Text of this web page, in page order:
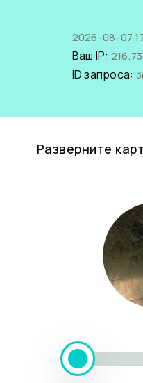
2026-08-07
Ваш IP:
ID запроса:
Разверните